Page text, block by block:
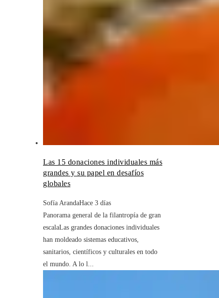
Las 15 donaciones individuales más
grandes y su papel en desafíos
globales
Sofía ArandaHace 3 días
Panorama general de la filantropía de gran
escalaLas grandes donaciones individuales
han moldeado sistemas educativos,
sanitarios, científicos y culturales en todo
el mundo. A lo l...